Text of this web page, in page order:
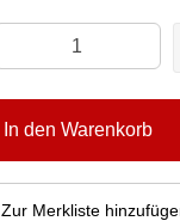
In den Warenkorb
Zur Merkliste